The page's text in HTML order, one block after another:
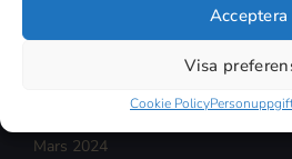
Acceptera
Visa
Cookie Policy
Mars 2024